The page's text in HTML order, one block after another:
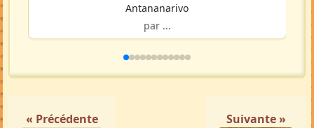
Antananarivo
par ...
« Précédente Suivante »